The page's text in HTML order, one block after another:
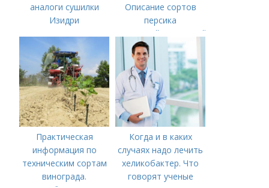
аналоги сушилки
Изидри
Описание сортов
персика
(советский,солнечный,
новость степи,
пушистый ранний)
Практическая
информация по
техническим сортам
винограда.
Когда и в каких
случаях надо лечить
хеликобактер. Что
говорят ученые